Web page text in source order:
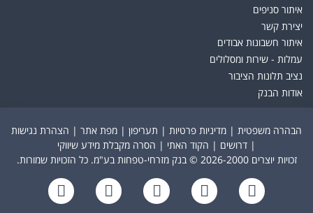
איתור סניפים
יצירת קשר
איתור חשבונות אבודים
עמלות - שירות ומסלולים
נציב תלונות הציבור
אודות הבנק
הבהרה משפטית | מדיניות פרטיות | תעריפון | מפת אתר | הצהרת נגישות
| דרושים | הקוד האתי | הסרה מקבלת מידע שיווקי
זכויות יוצרים 2026-2000 © בנק מזרחי-טפחות בע"מ. כל הזכויות שמורות.